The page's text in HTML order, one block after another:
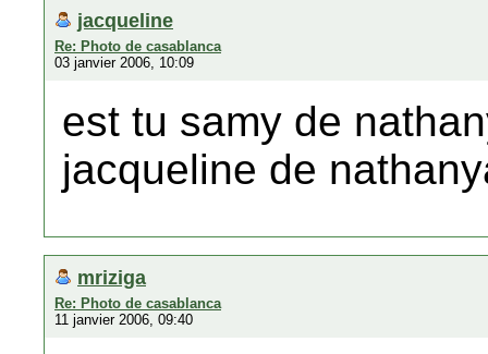
jacqueline
Re: Photo de casablanca
03 janvier 2006, 10:09
est tu samy de
jacqueline de
mriziga
Re: Photo de casablanca
11 janvier 2006, 09:40